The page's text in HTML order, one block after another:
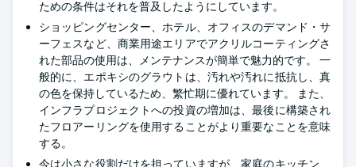
ための条件はそれを普及したようにしています。
ショッピングセンター、ホテル、オフィスのデマンド・サ
ーフェスなど、商業用途エリアでアクリルコーティングさ
れた部品の使用は、メンテナンスが簡単で魅力的です。 一
般的に、エポキシのグラウトは、汚れや汚れに抵抗し、真
の色を保持しているため、繁忙期に優れています。 また、
インフラプロジェクトへの投資の増加は、最後に構築され
たフロアーリングを使用することがより重要なことを意味
する。
今は小さな役割だけを担っていますが、家庭のキッチン、